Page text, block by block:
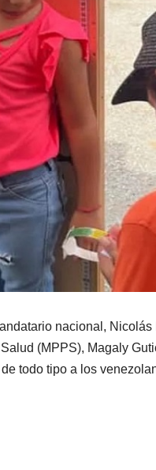
nacional,
(MPPS), Magaly
todo tipo a los